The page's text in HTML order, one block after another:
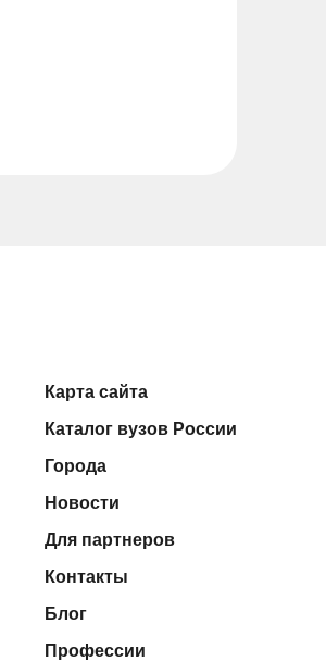
Карта сайта
Каталог вузов России
Города
Новости
Для партнеров
Контакты
Блог
Профессии